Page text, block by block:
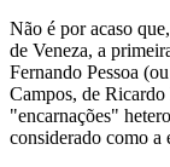
Não é por acaso
de Veneza, a
Fernando Pessoa
Campos, de
"encarnações"
considerado como a